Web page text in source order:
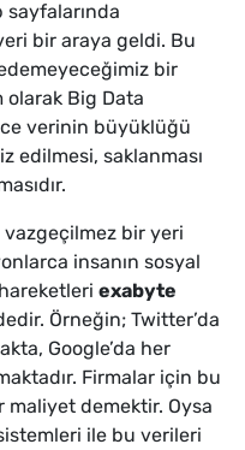
sayfalarında
bir araya geldi. Bu
bir
olarak Big Data
verinin büyüklüğü
edilmesi, saklanması
vazgeçilmez bir yeri
insanın sosyal
exabyte
Örneğin; Twitter’da
Google’da her
Firmalar için bu
maliyet demektir. Oysa
ile bu verileri